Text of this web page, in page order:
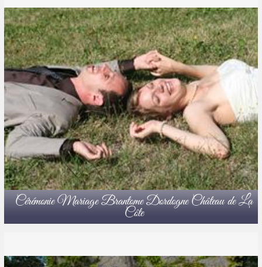
Cérémonie Mariage Brantome Dordogne Château de La
Côte